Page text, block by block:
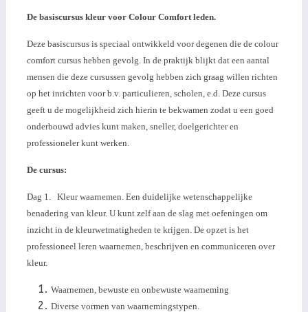
De basiscursus kleur voor Colour Comfort leden.
Deze basiscursus is speciaalontwikkeld voordegenen die de colour
comfort cursus hebben gevolg. In de praktijk blijkt dat een aantal
mensen die deze cursussen gevolg hebben zich graag willen richten
op het inrichten voor b.v. particulieren, scholen, e.d. Deze cursus
geeft u de mogelijkheid zich hierin te bekwamen zodat u een goed
onderbouwd advies kunt maken, sneller, doelgerichter en
professioneler kunt werken.
De cursus:
Dag 1. Kleur waarnemen. Een duidelijke wetenschappelijke
benadering van kleur. U kunt zelf aan de slag met oefeningen om
inzicht in de kleurwetmatigheden te krijgen. De opzet is het
professioneel leren waarnemen, beschrijven en communiceren over
kleur.
Waarnemen, bewuste en onbewuste waarneming
Diverse vormen van waarnemingstypen.